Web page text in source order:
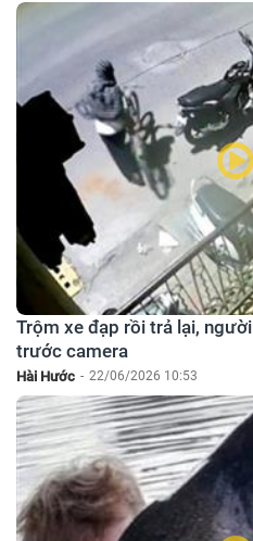
Trộm xe đạp rồi trả lại,
trước camera
Hài Hước - 22/06/2026 10:53